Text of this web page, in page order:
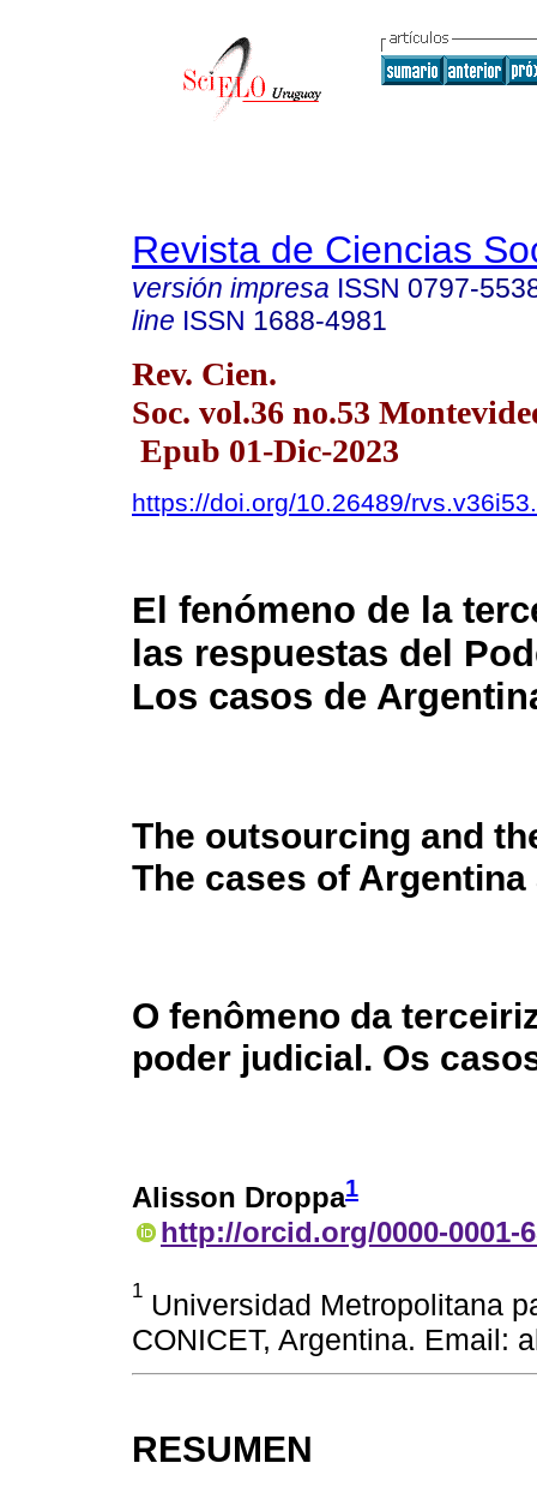
Revista de Ciencias
versión impresa ISSN 0797-
line ISSN 1688-4981
Rev. Cien.
Soc. vol.36 no.53
Epub 01-Dic-2023
https://doi.org/10.26489/
El fenómeno de la
las respuestas del
Los casos de
The outsourcing and
The cases of
O fenômeno da
poder judicial. Os
Alisson Droppa1
http://orcid.org/0000-0001-
1 Universidad Metropolitana
CONICET, Argentina. Email:
RESUMEN